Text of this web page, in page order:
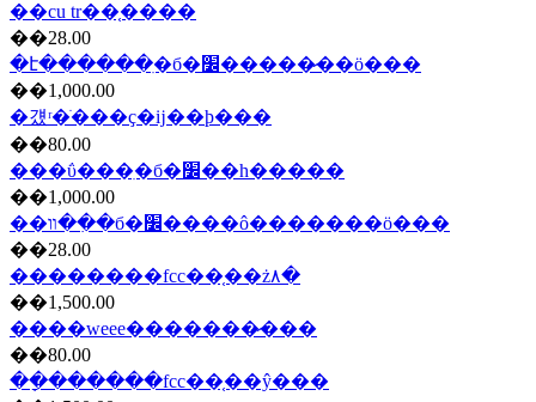
��cu tr��֤����
��28.00
�է������ִ�б�׼�����̷��ö���
��1,000.00
�걨ʳ�ֺ���ҫ�ĳ��ϸ���
��80.00
���ΰ���ִ�б�׼��һ�����
��1,000.00
��װ��ִ�б�׼����ô�������ö���
��28.00
��������fcc��֤��ż۸�
��1,500.00
����weee�������̷���
��80.00
��ָ������fcc��֤��ŷ���